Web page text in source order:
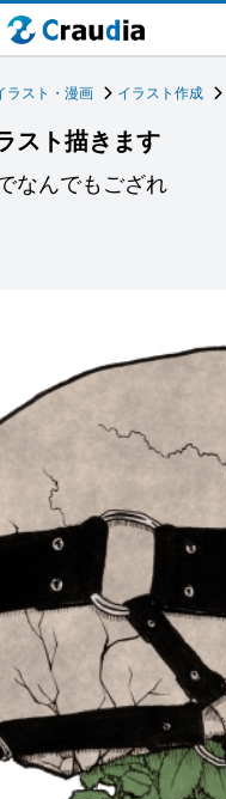
ラスト・漫画 イラスト作成
スト描きます
なんでもござれ